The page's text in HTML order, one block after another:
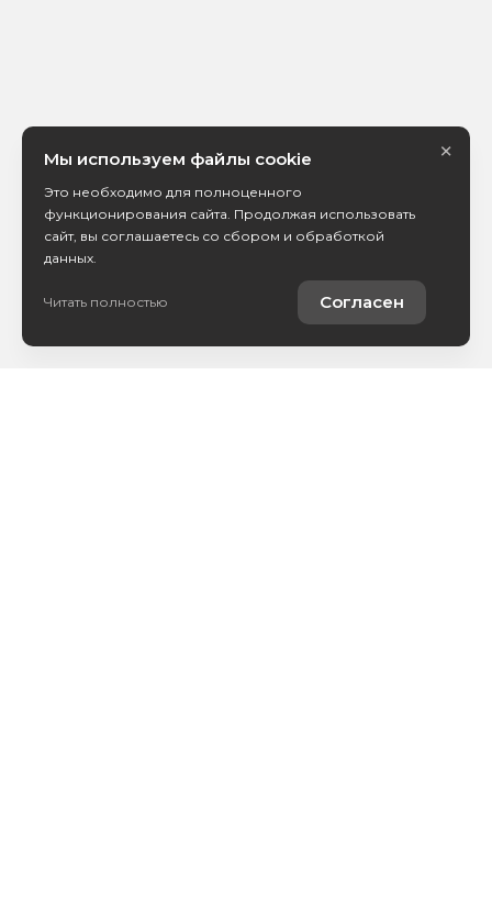
Мы используем файлы cookie
Это необходимо для полноценного
функционирования сайта. Продолжая использовать
сайт, вы соглашаетесь со сбором и обработкой
данных.
Читать полностью Согласен
×